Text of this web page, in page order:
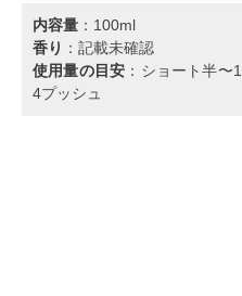
内容量 ：100ml
香り ：記載未確認
使用量の目安 ：ショート半
4プッシュ